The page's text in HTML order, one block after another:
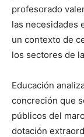
profesorado
las necesidades
un contexto de
los sectores de
Educación
concreción que
públicos del
dotación